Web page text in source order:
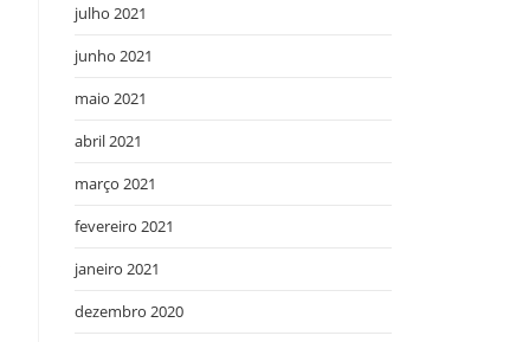
julho 2021
junho 2021
maio 2021
abril 2021
março 2021
fevereiro 2021
janeiro 2021
dezembro 2020